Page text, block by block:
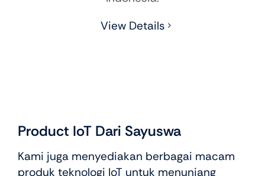
View Details
Product IoT Dari Sayuswa
Kami juga menyediakan berbagai macam
produk teknologi IoT untuk menunjang